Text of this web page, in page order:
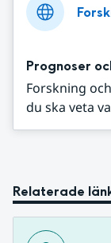
Prognoser
Forskning
du ska veta
Relaterade